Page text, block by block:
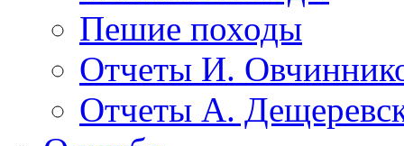
Пешие походы
Отчеты И.
Отчеты А.